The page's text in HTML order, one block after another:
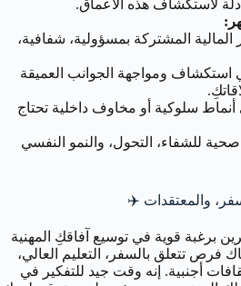
لاستكشاف هذه الأعماق.
المالية المشتركة بمسؤولية، شفافية،
ومواجهة الجوانب العميقة
سلوكية أو مخاوف داخلية تحتاج
للشفاء، التحول، والنمو النفسي
برغبة قوية في توسيع آفاقكِ المهنية
فرص تتعلق بالسفر، التعليم العالي،
أجنبية. إنه وقت جيد للتفكير في